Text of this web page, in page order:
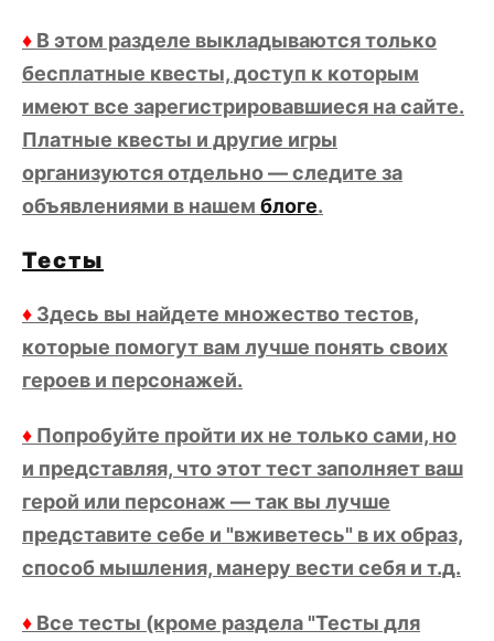
♦ В этом разделе выкладываются только
бесплатные квесты, доступ к которым
имеют все зарегистрировавшиеся на сайте.
Платные квесты и другие игры
организуются отдельно — следите за
объявлениями в нашем блоге.
Тесты
♦ Здесь вы найдете множество тестов,
которые помогут вам лучше понять своих
героев и персонажей.
♦ Попробуйте пройти их не только сами, но
и представляя, что этот тест заполняет ваш
герой или персонаж — так вы лучше
представите себе и "вживетесь" в их образ,
способ мышления, манеру вести себя и т.д.
♦ Все тесты (кроме раздела "Тесты для